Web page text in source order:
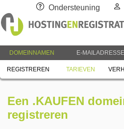
Ondersteuning
DOMEINNAMEN E-
REGISTREREN TARIEVEN
Een .KAUFEN
registreren